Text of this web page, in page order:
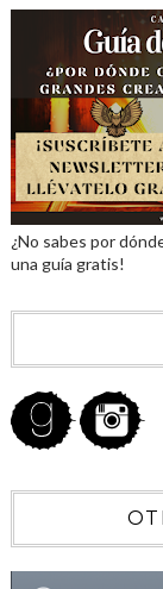
¿No sabes por
una guía gratis!